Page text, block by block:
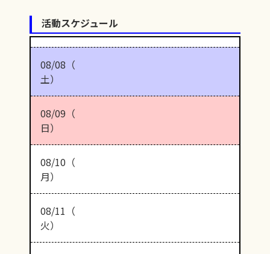
活動スケジュール
08/08（
土）
08/09（
日）
08/10（
月）
08/11（
火）